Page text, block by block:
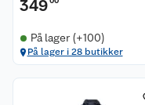
349
På lager (+100)
På lager i 28 butikker